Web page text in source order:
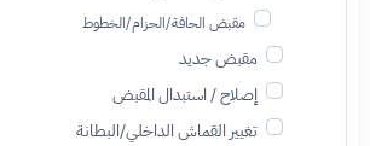
مقبض الحافة/الحزام/الخطوط
مقبض جديد
إصلاح / استبدال المقبض
تغيير القماش الداخلي/البطانة